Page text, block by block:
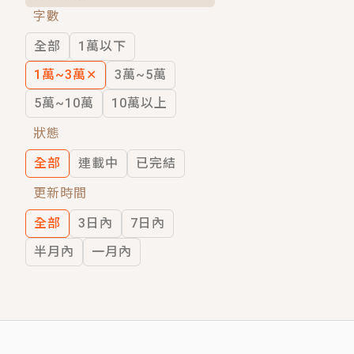
穿越｜《穿越遠古後成了野人娘子》你
字數
全部
1萬以下
1萬~3萬 ✕
3萬~5萬
5萬~10萬
10萬以上
狀態
全部
連載中
已完結
更新時間
全部
3日內
7日內
半月內
一月內